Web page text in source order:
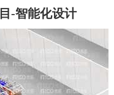
-智能化设计